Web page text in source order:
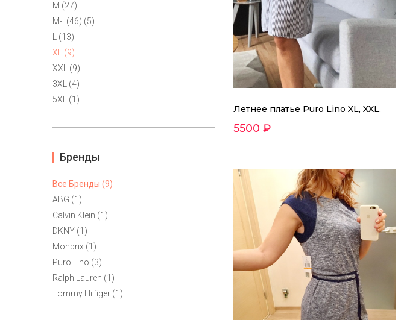
Летнее платье Puro Lino XL, XXL.
5500 ₽
M (27)
M-L(46) (5)
L (13)
XL (9)
XXL (9)
3XL (4)
5XL (1)
Бренды
Все Бренды (9)
ABG (1)
Calvin Klein (1)
DKNY (1)
Monprix (1)
Puro Lino (3)
Ralph Lauren (1)
Tommy Hilfiger (1)